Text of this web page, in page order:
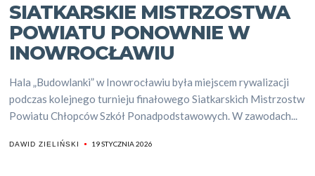
SIATKARSKIE MISTRZOSTWA
POWIATU PONOWNIE W
INOWROCŁAWIU
Hala „Budowlanki” w Inowrocławiu była miejscem rywalizacji
podczas kolejnego turnieju finałowego Siatkarskich Mistrzostw
Powiatu Chłopców Szkół Ponadpodstawowych. W zawodach...
DAWID ZIELIŃSKI 19 STYCZNIA 2026